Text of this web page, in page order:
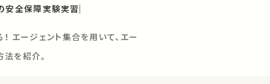
安全保障実験実習
エージェント集合を用いて、エー
を紹介。